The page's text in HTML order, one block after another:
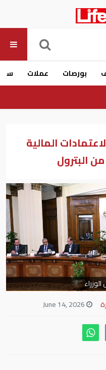
بورصات عملات
المالية
البترول